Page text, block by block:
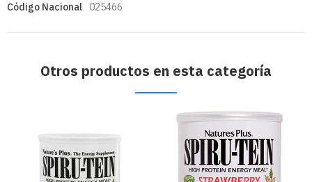
Código Nacional
025466
Otros productos en esta categoría